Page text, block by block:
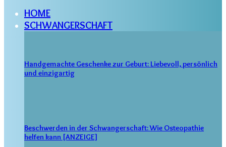
HOME
SCHWANGERSCHAFT
Handgemachte Geschenke zur Geburt: Liebevoll, persönlich
und einzigartig
Beschwerden in der Schwangerschaft: Wie Osteopathie
helfen kann [ANZEIGE]